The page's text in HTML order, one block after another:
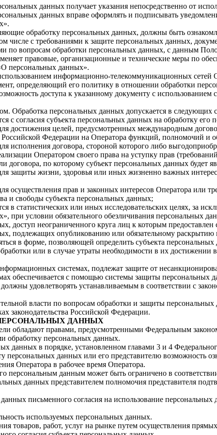
данных получает указания непосредственно от
данных вправе оформлять и подписывать
обработку персональных данных, должны быть
числе с требованиями к защите персональных данных,
по вопросам обработки персональных данных, с данным
правовые, организационные и технические меры по
персональных данных».
информационно-телекоммуникационных сетей
определяющий его политику в отношении обработки
доступа к указанному документу с
Обработка персональных данных допускается в следующих
с согласия субъекта персональных данных на обработку его
достижения целей, предусмотренных международным
Федерации на Оператора функций, полномочий и
исполнения договора, стороной которого либо
Оператором своего права на уступку прав
договора, по которому субъект персональных данных будет
защиты жизни, здоровья или иных жизненно важных
осуществления прав и законных интересов Оператора или
и свободы субъекта персональных данных;
в статистических или иных исследовательских целях, за
условии обязательного обезличивания персональных
доступ неограниченного круга лиц к которым
подлежащих опубликованию или обязательному раскрытию
в форме, позволяющей определить субъекта
или в случае утраты необходимости в их
системах, подлежат защите от
обеспечивается с помощью системы защиты
удовлетворять устанавливаемым в соответствии с
власти по вопросам обработки и защиты
законодательства Российской Федерации.
ДАННЫХ
обладают правами, предусмотренными Федеральным
обработку персональных данных.
данных в порядке, установленном главами 3 и 4
персональных данных или его представителю
Оператора в рабочее время Оператора.
персональным данным может быть ограничено в
данных представителем полномочия представителя
письменного согласия на использование
используемых персональных данных.
товаров, работ, услуг на рынке путем осуществления